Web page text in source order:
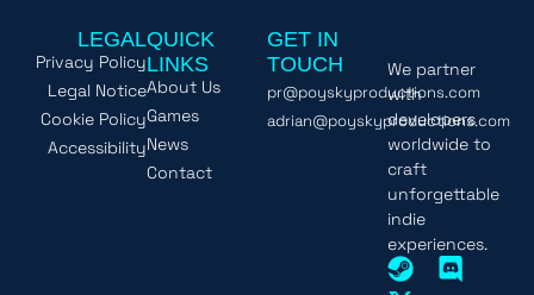
We partner
with
developers
worldwide to
craft
unforgettable
indie
experiences.
QUICK
LINKS
About Us
Games
News
Contact
GET IN
TOUCH
pr@poyskyproductions.com
adrian@poyskyproductions.com
LEGAL
Privacy Policy
Legal Notice
Cookie Policy
Accessibility